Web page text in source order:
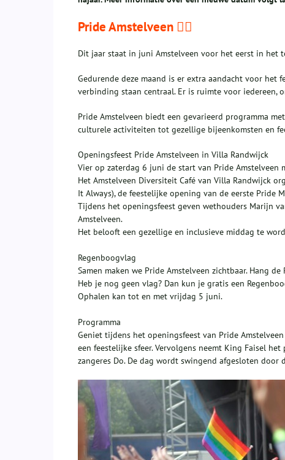
Pride Amstelveen 🏳️‍🌈
Dit jaar staat in juni Amstelveen voor het eerst in het
Gedurende deze maand is er extra aandacht voor het
verbinding staan centraal. Er is ruimte voor iedereen,
Pride Amstelveen biedt een gevarieerd programma
culturele activiteiten tot gezellige bijeenkomsten en
Openingsfeest Pride Amstelveen in Villa Randwijck
Vier op zaterdag 6 juni de start van Pride Amstelveen
Het Amstelveen Diversiteit Café van Villa Randwijck
It Always), de feestelijke opening van de eerste Pride
Tijdens het openingsfeest geven wethouders Marijn
Amstelveen.
Het belooft een gezellige en inclusieve middag te
Regenboogvlag
Samen maken we Pride Amstelveen zichtbaar. Hang
Heb je nog geen vlag? Dan kun je gratis een
Ophalen kan tot en met vrijdag 5 juni.
Programma
Geniet tijdens het openingsfeest van Pride
een feestelijke sfeer. Vervolgens neemt King Faisel
zangeres Do. De dag wordt swingend afgesloten door